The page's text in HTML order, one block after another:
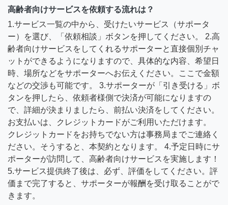
高齢者向けサービスを依頼する流れは？
1.サービス一覧の中から、受けたいサービス（サポータ
ー）を選び、「依頼相談」ボタンを押してください。 2.高
齢者向けサービスをしてくれるサポーターと直接個別チャ
ットができるようになりますので、具体的な内容、希望日
時、場所などをサポーターへお伝えください。ここで金額
などの交渉も可能です。 3.サポーターが「引き受ける」ボ
タンを押したら、依頼者様側で決済が可能になりますの
で、詳細が決まりましたら、前払い決済をしてください。
お支払いは、クレジットカードがご利用いただけます。
クレジットカードをお持ちでない方は事務局までご連絡く
ださい。そうすると、本契約となります。 4.予定日時にサ
ポーターが訪問して、高齢者向けサービスを実施します！
5.サービス提供終了後は、必ず、評価をしてください。評
価まで完了すると、サポーターが報酬を受け取ることがで
きます。